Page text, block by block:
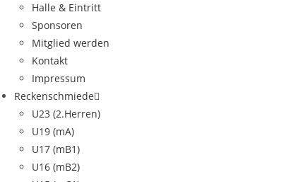
Halle & Eintritt
Sponsoren
Mitglied werden
Kontakt
Impressum
Reckenschmiede
U23 (2.Herren)
U19 (mA)
U17 (mB1)
U16 (mB2)